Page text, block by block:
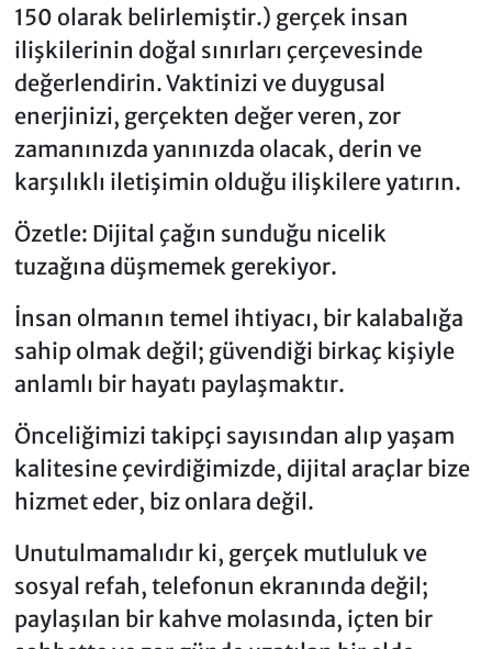
150 olarak belirlemiştir.) gerçek insan
ilişkilerinin doğal sınırları çerçevesinde
değerlendirin. Vaktinizi ve duygusal
enerjinizi, gerçekten değer veren, zor
zamanınızda yanınızda olacak, derin ve
karşılıklı iletişimin olduğu ilişkilere yatırın.
Özetle: Dijital çağın sunduğu nicelik
tuzağına düşmemek gerekiyor.
İnsan olmanın temel ihtiyacı, bir kalabalığa
sahip olmak değil; güvendiği birkaç kişiyle
anlamlı bir hayatı paylaşmaktır.
Önceliğimizi takipçi sayısından alıp yaşam
kalitesine çevirdiğimizde, dijital araçlar bize
hizmet eder, biz onlara değil.
Unutulmamalıdır ki, gerçek mutluluk ve
sosyal refah, telefonun ekranında değil;
paylaşılan bir kahve molasında, içten bir